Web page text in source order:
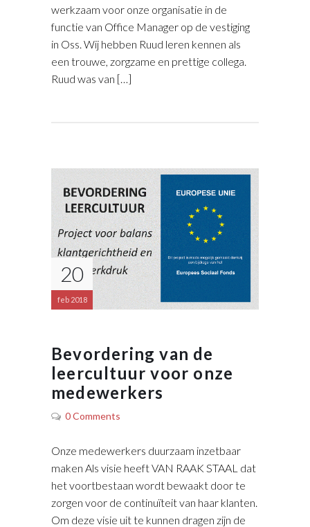
werkzaam voor onze organisatie in de
functie van Office Manager op de vestiging
in Oss. Wij hebben Ruud leren kennen als
een trouwe, zorgzame en prettige collega.
Ruud was van […]
20
feb 2018
Bevordering van de
leercultuur voor onze
medewerkers
0 Comments
Onze medewerkers duurzaam inzetbaar
maken Als visie heeft VAN RAAK STAAL dat
het voortbestaan wordt bewaakt door te
zorgen voor de continuïteit van haar klanten.
Om deze visie uit te kunnen dragen zijn de